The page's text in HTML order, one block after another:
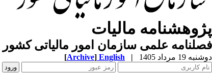
پژوهشنامه مالیات
فصلنامه علمی سازمان امور مالیاتی کشور
دوشنبه 19 مرداد 1405 |
English
[Archive]